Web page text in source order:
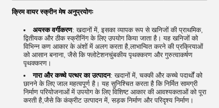
क्रिम वायर स्क्रीन मेष अनुप्रयोगः
अयस्क वर्गीकरण: खदानों में, इसका व्यापक रूप से खनिजों की प्राथमिक,
द्वितीयक और ठीक स्क्रीनिंग के लिए उपयोग किया जाता है। यह खनिजों को
विभिन्न कण आकार के अंशों में अलग करता है,लाभान्वित करने की प्रक्रियाओं
को आसान बनाना, जैसे कि फ्लोटेशनचुंबकीय पृथक्करण और गुरुत्वाकर्षण
पृथक्करण।
गारा और कच्चे पत्थर का उत्पादन: खदानों में, चक्की और कच्चे पदार्थों को
छानने के लिए जाल महत्वपूर्ण है। यह सुनिश्चित करता है कि निर्मित सामग्री
निर्माण परियोजनाओं में उपयोग के लिए विशिष्ट आकार की आवश्यकताओं को पूरा
करती है,जैसे कि कंक्रीट उत्पादन में, सड़क निर्माण और परिदृश्य निर्माण।